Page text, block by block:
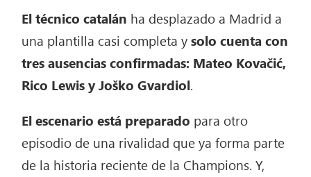
El técnico catalán ha desplazado a Madrid a
una plantilla casi completa ysolo cuenta con
tres ausencias confirmadas: Mateo Kovačić,
Rico Lewis y Joško Gvardiol.
El escenario está preparado para otro
episodio de una rivalidad que ya forma parte
de la historia reciente de la Champions. Y,